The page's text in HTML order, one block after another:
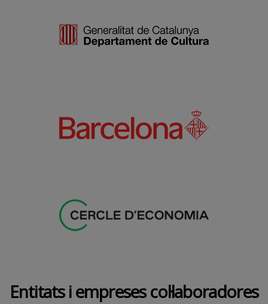
Entitats i empreses col·laboradores